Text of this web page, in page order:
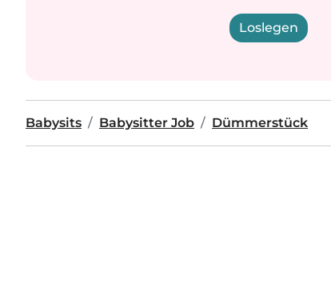
Loslegen
Babysits Babysitter Job Dümmerstück